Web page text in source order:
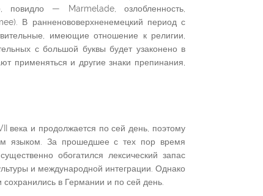
повидло — Marmelade, озлобленность,
В ранненововерхненемецкий период с
имеющие отношение к религии,
с большой буквы будет узаконено в
применяться и другие знаки препинания,
века и продолжается по сей день, поэтому
языком. За прошедшее с тех пор время
обогатился лексический запас
и международной интеграции. Однако
в Германии и по сей день.